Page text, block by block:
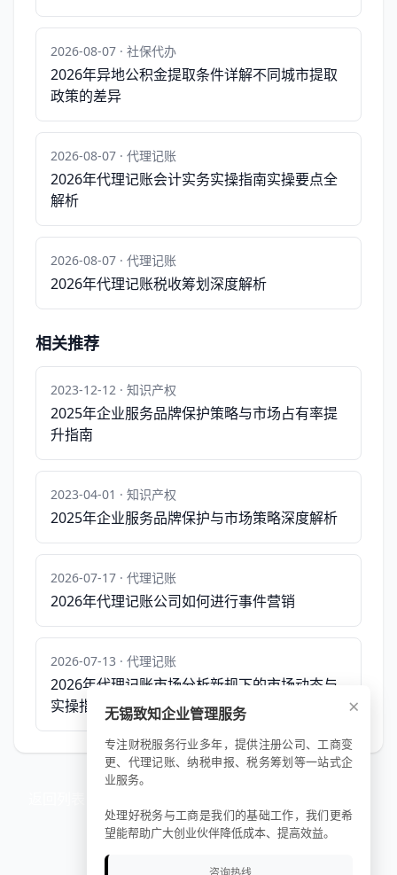
2026-08-07 · 社保代办
2026年异地公积金提取条件详解不同城市提取
政策的差异
2026-08-07 · 代理记账
2026年代理记账会计实务实操指南实操要点全
解析
2026-08-07 · 代理记账
2026年代理记账税收筹划深度解析
相关推荐
2023-12-12 · 知识产权
2025年企业服务品牌保护策略与市场占有率提
升指南
2023-04-01 · 知识产权
2025年企业服务品牌保护与市场策略深度解析
2026-07-17 · 代理记账
2026年代理记账公司如何进行事件营销
2026-07-13 · 代理记账
2026年代理记账市场分析新规下的市场动态与
实操指南
×
无锡致知企业管理服务
专注财税服务行业多年，提供注册公司、工商变
更、代理记账、纳税申报、税务筹划等一站式企
业服务。
处理好税务与工商是我们的基础工作，我们更希
望能帮助广大创业伙伴降低成本、提高效益。